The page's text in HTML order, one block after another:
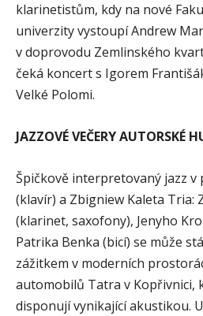
klarinetistům, kdy na nové
univerzity vystoupí Andrew
v doprovodu Zemlinského
čeká koncert s Igorem
Velké Polomi.
JAZZOVÉ VEČERY AUTORSKÉ
Špičkově interpretovaný jazz v
(klavír) a Zbigniew Kaleta Tria:
(klarinet, saxofony), Jenyho
Patrika Benka (bicí) se může
zážitkem v moderních
automobilů Tatra v Kopřivnici,
disponují vynikající akustikou.